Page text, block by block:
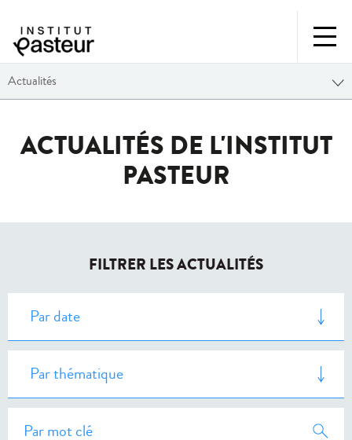
Actualités
ACTUALITÉS DE L'INSTITUT
PASTEUR
FILTRER LES ACTUALITÉS